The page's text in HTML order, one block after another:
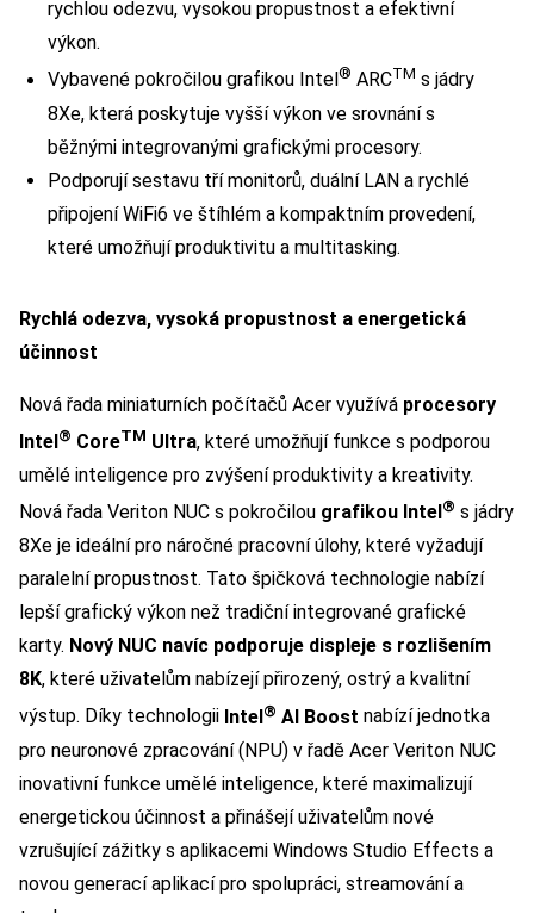
rychlou odezvu, vysokou propustnost a efektivní
výkon.
Vybavené pokročilou grafikou Intel ® ARCTM s jádry
8Xe, která poskytuje vyšší výkon ve srovnání s
běžnými integrovanými grafickými procesory.
Podporují sestavu tří monitorů, duální LAN a rychlé
připojení WiFi6 ve štíhlém a kompaktním provedení,
které umožňují produktivitu a multitasking.
Rychlá odezva, vysoká propustnost a energetická
účinnost
Nová řada miniaturních počítačů Acer využívá procesory
Intel® CoreTM Ultra, které umožňují funkce s podporou
umělé inteligence pro zvýšení produktivity a kreativity.
Nová řada Veriton NUC s pokročilou grafikou Intel ® s jádry
8Xe je ideální pro náročné pracovní úlohy, které vyžadují
paralelní propustnost. Tato špičková technologie nabízí
lepší grafický výkon než tradiční integrované grafické
karty. Nový NUC navíc podporuje displeje s rozlišením
8K, které uživatelům nabízejí přirozený, ostrý a kvalitní
výstup. Díky technologii Intel® AI Boost nabízí jednotka
pro neuronové zpracování (NPU) v řadě Acer Veriton NUC
inovativní funkce umělé inteligence, které maximalizují
energetickou účinnost a přinášejí uživatelům nové
vzrušující zážitky s aplikacemi Windows Studio Effects a
novou generací aplikací pro spolupráci, streamování a